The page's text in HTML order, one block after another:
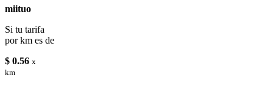
miituo
Si tu tarifa
por km es de
$ 0.56 x
km